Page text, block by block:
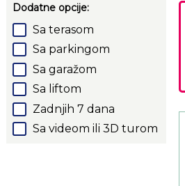
Dodatne opcije:
Sa terasom
Sa parkingom
Sa garažom
Sa liftom
Zadnjih 7 dana
Sa videom ili 3D turom